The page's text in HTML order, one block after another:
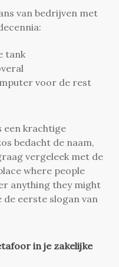
van bedrijven met
tank
voor de rest
een krachtige
bedacht de naam,
vergeleek met de
where people
anything they might
de eerste slogan van
in je zakelijke